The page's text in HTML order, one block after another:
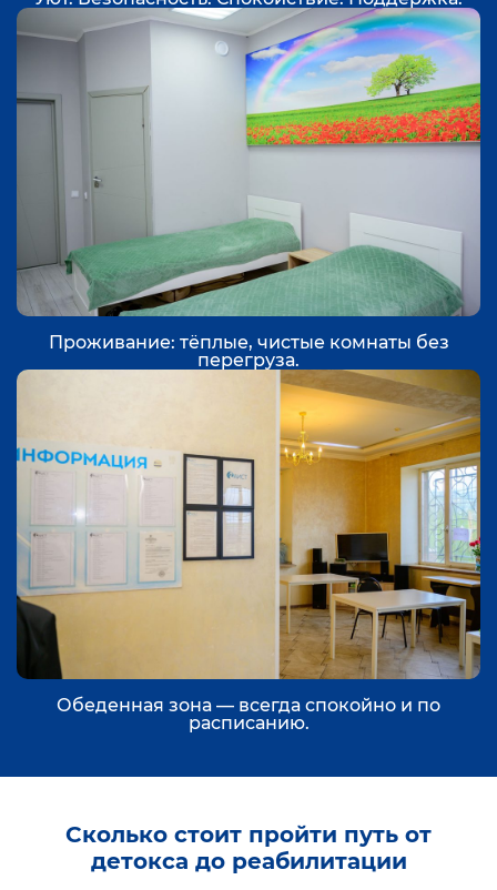
Проживание: тёплые, чистые комнаты без
перегруза.
Обеденная зона — всегда спокойно и по
расписанию.
Сколько стоит пройти путь от
детокса до реабилитации